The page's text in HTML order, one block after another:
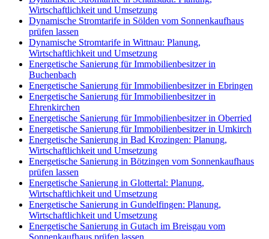
Wirtschaftlichkeit und Umsetzung
Dynamische Stromtarife in Sölden vom Sonnenkaufhaus
prüfen lassen
Dynamische Stromtarife in Wittnau: Planung,
Wirtschaftlichkeit und Umsetzung
Energetische Sanierung für Immobilienbesitzer in
Buchenbach
Energetische Sanierung für Immobilienbesitzer in Ebringen
Energetische Sanierung für Immobilienbesitzer in
Ehrenkirchen
Energetische Sanierung für Immobilienbesitzer in Oberried
Energetische Sanierung für Immobilienbesitzer in Umkirch
Energetische Sanierung in Bad Krozingen: Planung,
Wirtschaftlichkeit und Umsetzung
Energetische Sanierung in Bötzingen vom Sonnenkaufhaus
prüfen lassen
Energetische Sanierung in Glottertal: Planung,
Wirtschaftlichkeit und Umsetzung
Energetische Sanierung in Gundelfingen: Planung,
Wirtschaftlichkeit und Umsetzung
Energetische Sanierung in Gutach im Breisgau vom
Sonnenkaufhaus prüfen lassen